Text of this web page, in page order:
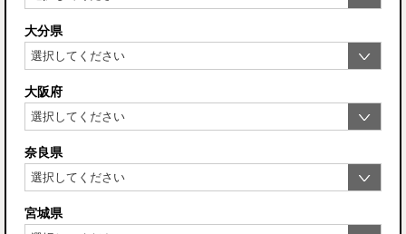
大分県
大阪府
奈良県
宮城県